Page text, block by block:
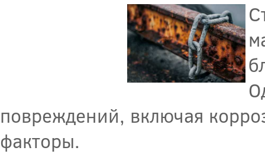
повреждений, включая
факторы.